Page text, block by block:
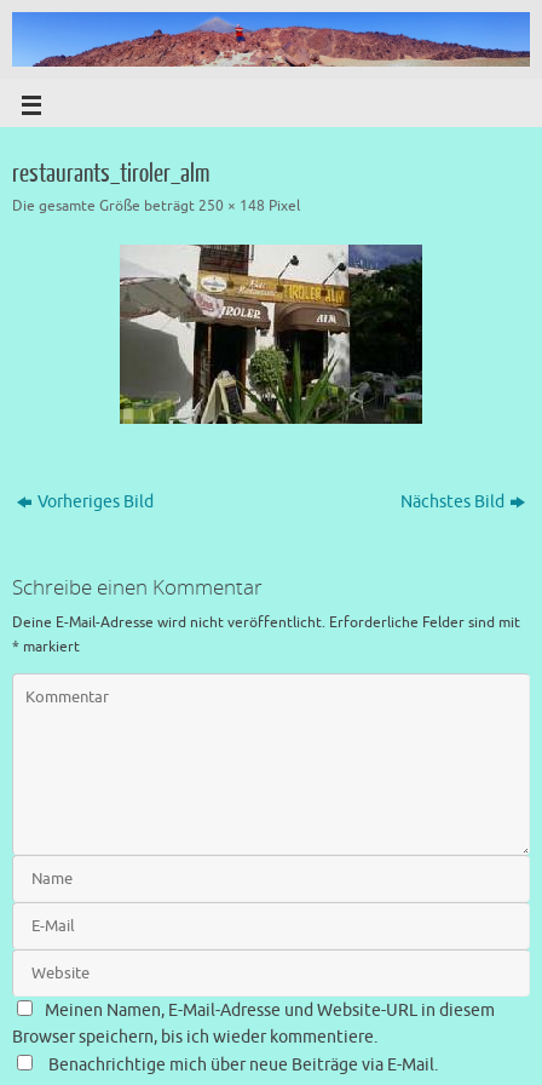
restaurants_tiroler_alm
Die gesamte Größe beträgt 250 × 148 Pixel
Vorheriges Bild Nächstes Bild
Schreibe einen Kommentar
Deine E-Mail-Adresse wird nicht veröffentlicht. Erforderliche Felder sind mit
* markiert
Meinen Namen, E-Mail-Adresse und Website-URL in diesem
Browser speichern, bis ich wieder kommentiere.
Benachrichtige mich über neue Beiträge via E-Mail.